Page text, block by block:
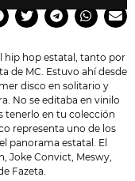
hip hop estatal, tanto por
de MC. Estuvo ahí desde
disco en solitario y
No se editaba en vinilo
tenerlo en tu colección
representa uno de los
panorama estatal. El
Joke Convict, Meswy
Fazeta.